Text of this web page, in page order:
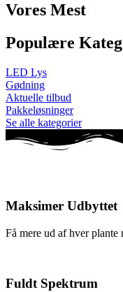
Vores Mest
Populære
LED Lys
Gødning
Aktuelle tilbud
Pakkeløsninger
Se alle kategorier
Maksimer Udbyttet
Få mere ud af hver plante
Fuldt Spektrum